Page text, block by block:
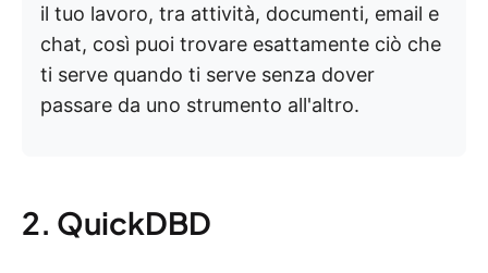
il tuo lavoro, tra attività, documenti, email e
chat, così puoi trovare esattamente ciò che
ti serve quando ti serve senza dover
passare da uno strumento all'altro.
2. QuickDBD